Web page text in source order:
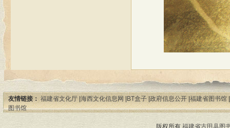
友情链接： 福建省文化厅|海西文化信息网|BT盒子|政府信息公开|福建省图书馆|
图书馆
版权所有 福建省古田县图